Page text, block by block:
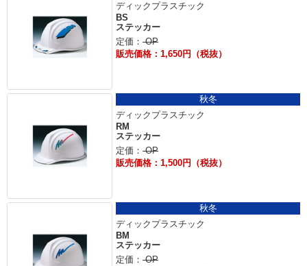
ディックプラスチック
BS
ステッカー
定価： OP
販売価格：1,650円（税抜）
秋冬
ディックプラスチック
RM
ステッカー
定価： OP
販売価格：1,500円（税抜）
秋冬
ディックプラスチック
BM
ステッカー
定価： OP